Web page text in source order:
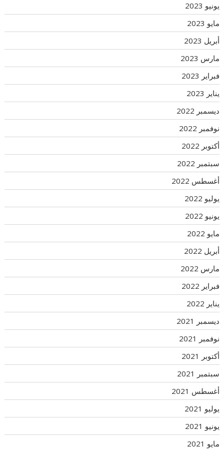
يونيو 2023
مايو 2023
أبريل 2023
مارس 2023
فبراير 2023
يناير 2023
ديسمبر 2022
نوفمبر 2022
أكتوبر 2022
سبتمبر 2022
أغسطس 2022
يوليو 2022
يونيو 2022
مايو 2022
أبريل 2022
مارس 2022
فبراير 2022
يناير 2022
ديسمبر 2021
نوفمبر 2021
أكتوبر 2021
سبتمبر 2021
أغسطس 2021
يوليو 2021
يونيو 2021
مايو 2021